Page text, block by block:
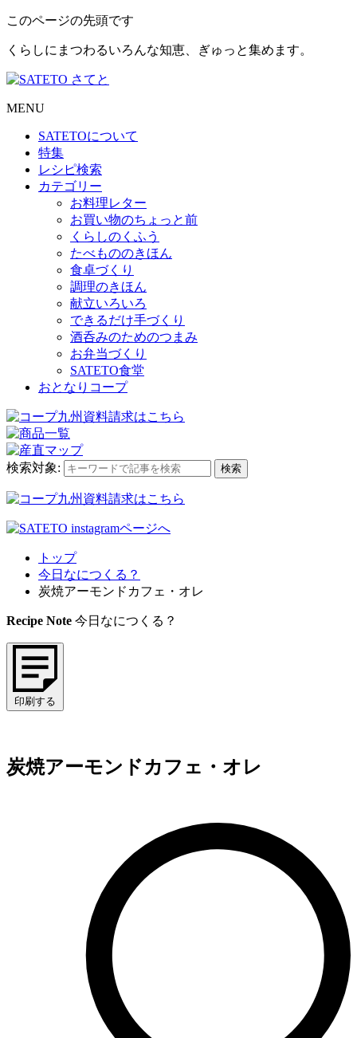
このページの先頭です
くらしにまつわるいろんな知恵、ぎゅっと集めます。
MENU
SATETOについて
特集
レシピ検索
カテゴリー
お料理レター
お買い物のちょっと前
くらしのくふう
たべもののきほん
食卓づくり
調理のきほん
献立いろいろ
できるだけ手づくり
酒呑みのためのつまみ
お弁当づくり
SATETO食堂
おとなりコープ
検索対象: 検索
トップ
今日なにつくる？
炭焼アーモンドカフェ・オレ
Recipe Note 今日なにつくる？
印刷する
炭焼アーモンドカフェ・オレ